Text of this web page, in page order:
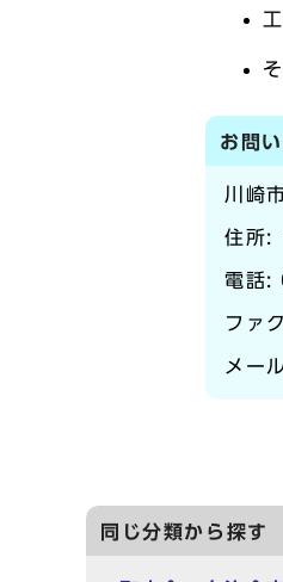
お問
川崎
住所:
電話:
ファ
メー
同じ分類から探す